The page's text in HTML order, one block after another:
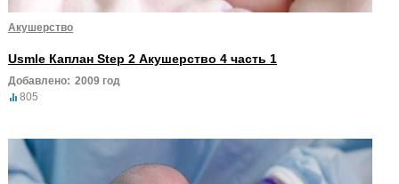
Акушерство
Usmle Каплан Step 2 Акушерство 4 часть 1
Добавлено: 2009 год
805